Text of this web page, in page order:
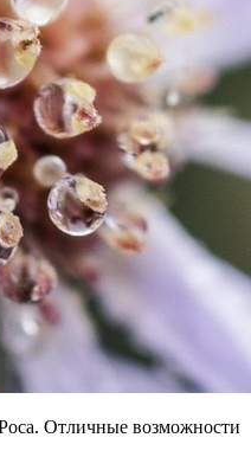
Отличные возможности